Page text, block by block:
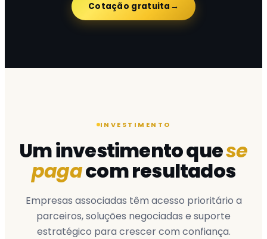
Cotação gratuita →
INVESTIMENTO
Um investimento quese
pagacom resultados
Empresas associadas têm acesso prioritário a
parceiros, soluções negociadas e suporte
estratégico para crescer com confiança.